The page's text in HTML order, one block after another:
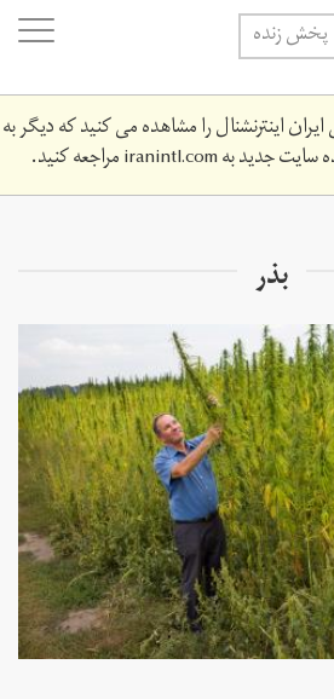
پخش زنده
اینترنشنال را مشاهده می کنید که دیگر به
سایت جدید بهiranintl.comمراجعه کنید.
بذر